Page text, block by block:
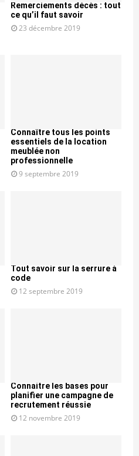
Remerciements décès : tout
ce qu’il faut savoir
23 décembre 2019
Connaître tous les points
essentiels de la location
meublée non
professionnelle
9 septembre 2019
Tout savoir sur la serrure à
code
12 septembre 2019
Connaitre les bases pour
planifier une campagne de
recrutement réussie
12 novembre 2019